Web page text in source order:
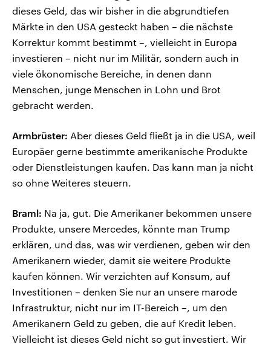
dieses Geld, das wir bisher in die abgrundtiefen
Märkte in den USA gesteckt haben – die nächste
Korrektur kommt bestimmt –, vielleicht in Europa
investieren – nicht nur im Militär, sondern auch in
viele ökonomische Bereiche, in denen dann
Menschen, junge Menschen in Lohn und Brot
gebracht werden.
Armbrüster: Aber dieses Geld fließt ja in die USA, weil
Europäer gerne bestimmte amerikanische Produkte
oder Dienstleistungen kaufen. Das kann man ja nicht
so ohne Weiteres steuern.
Braml: Na ja, gut. Die Amerikaner bekommen unsere
Produkte, unsere Mercedes, könnte man Trump
erklären, und das, was wir verdienen, geben wir den
Amerikanern wieder, damit sie weitere Produkte
kaufen können. Wir verzichten auf Konsum, auf
Investitionen – denken Sie nur an unsere marode
Infrastruktur, nicht nur im IT-Bereich –, um den
Amerikanern Geld zu geben, die auf Kredit leben.
Vielleicht ist dieses Geld nicht so gut investiert. Wir